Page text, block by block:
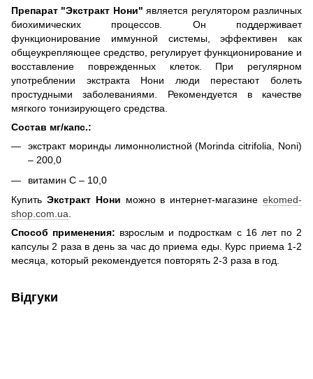
Препарат "Экстракт Нони" является регулятором различных
биохимических процессов. Он поддерживает
функционирование иммунной системы, эффективен как
общеукрепляющее средство, регулирует функционирование и
восставление поврежденных клеток. При регулярном
употреблении экстракта Нони люди перестают болеть
простудными заболеваниями. Рекомендуется в качестве
мягкого тонизирующего средства.
Состав мг/капс.:
экстракт моринды лимоннолистной (Morinda сіtrifolia, Noni)
– 200,0
витамин С – 10,0
Купить Экстракт Нони можно в интернет-магазинеekomed-
shop.com.ua
Способ применения: взрослым и подросткам с 16 лет по 2
капсулы 2 раза в день за час до приема еды. Курс приема 1-2
месяца, который рекомендуется повторять 2-3 раза в год.
Відгуки